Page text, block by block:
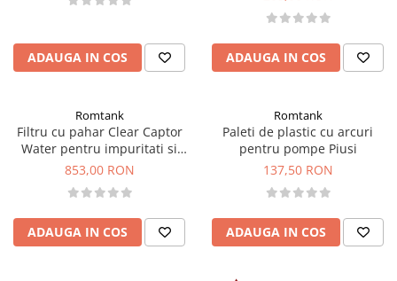
din plastic
din tabla
Rezervoare fertilizanti
ADAUGA IN COS ADAUGA IN COS
Romtank
Filtru cu pahar Clear Captor
Water pentru impuritati si
absorbtie apa din motorina
853,00 RON
ADAUGA IN COS
Romtank
Paleti de plastic cu arcuri
pentru pompe Piusi
137,50 RON
ADAUGA IN COS